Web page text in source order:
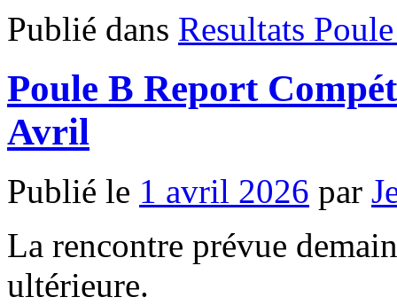
Publié dans Resultats
Poule B Report
Avril
Publié le 1 avril 2026 par
La rencontre prévue
ultérieure.